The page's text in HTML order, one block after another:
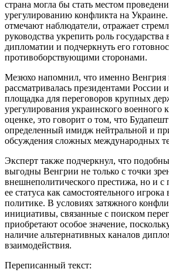
страна могла бы стать местом
урегулированию конфликта на
отмечают наблюдатели, отражает
руководства укрепить роль
дипломатии и подчеркнуть его
противоборствующими сторонами.
Мезюхо напомнил, что именно Венгрия
рассматривалась президентами
площадка для переговоров крупных
урегулирования украинского военного
оценке, это говорит о том, что
определенный имидж нейтральной и
обсуждения сложных международных
Эксперт также подчеркнул, что
выгодны Венгрии не только с точки
внешнеполитического престижа, но и с
ее статуса как самостоятельного игрока
политике. В условиях затяжного
инициативы, связанные с поиском
приобретают особое значение,
наличие альтернативных каналов
взаимодействия.
Переписанный текст: